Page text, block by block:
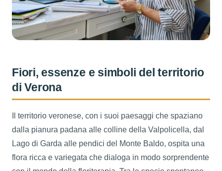
Fiori, essenze e simboli del territorio
di Verona
Il territorio veronese, con i suoi paesaggi che spaziano
dalla pianura padana alle colline della Valpolicella, dal
Lago di Garda alle pendici del Monte Baldo, ospita una
flora ricca e variegata che dialoga in modo sorprendente